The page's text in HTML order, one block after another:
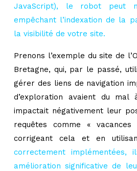
JavaScript), le robot peut
empêchant l’indexation de la
la visibilité de votre site.
Prenons l’exemple du site de
Bretagne, qui, par le passé,
gérer des liens de navigation
d’exploration avaient du
impactait négativement leur
requêtes comme «
corrigeant cela et en
correctement implémentées,
amélioration significative de